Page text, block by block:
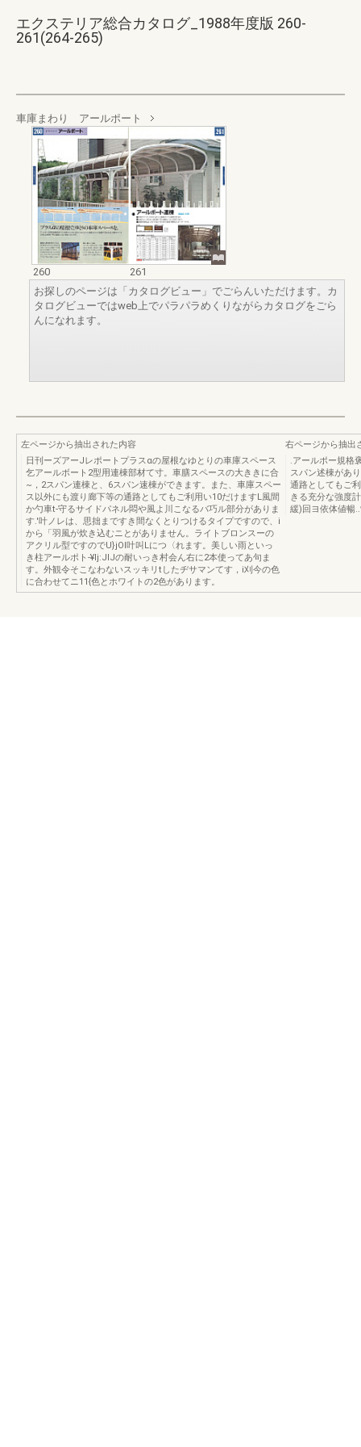
エクステリア総合カタログ_1988年度版 260-
261(264-265)
車庫まわり アールポート
260
261
お探しのページは「カタログビュー」でごらんいただけます。カ
タログビューではweb上でパラパラめくりながらカタログをごら
んになれます。
左ページから抽出された内容
日刊ーズアーJレポートプラスαの屋根なゆとりの車庫スペース
乞アールボート2型用連棟部材て寸。車膳スペースの大ききに合
~，2スパン連棟と、6スパン速棟ができます。また、車庫スペー
ス以外にも渡り廊下等の通路としてもご利用い10だけますL風間
か勺車t-守るサイドパネル悶や風よ川こなるバ巧ル部分がありま
す.'叶ノレは、思拙まですき間なくとりつけるタイプですので、i
から「羽風が炊き込むニとがありません。ライトブロンスーの
アクリル型ですのでU}jOl叶叫Lにつ〈れます。美しい雨といっ
き柱アールポト-¥Ij:JIJの耐いっき村会ん右に2本使ってあ句ま
す。外観令そこなわないスッキリtしたヂサマンてす，i刈今の色
に合わせてニ11{色とホワイトの2色があります。
右ページから抽出
.アールポー規格
スパン述棟があ
通路としてもご
きる充分な強度
緩)回ヨ依体値暢